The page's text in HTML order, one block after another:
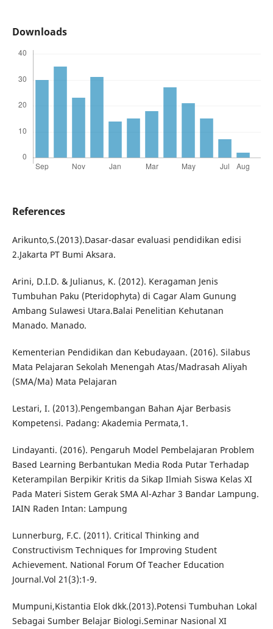
Downloads
References
Arikunto,S.(2013).Dasar-dasar evaluasi pendidikan edisi
2.Jakarta PT Bumi Aksara.
Arini, D.I.D. & Julianus, K. (2012). Keragaman Jenis
Tumbuhan Paku (Pteridophyta) di Cagar Alam Gunung
Ambang Sulawesi Utara.Balai Penelitian Kehutanan
Manado. Manado.
Kementerian Pendidikan dan Kebudayaan. (2016). Silabus
Mata Pelajaran Sekolah Menengah Atas/Madrasah Aliyah
(SMA/Ma) Mata Pelajaran
Lestari, I. (2013).Pengembangan Bahan Ajar Berbasis
Kompetensi. Padang: Akademia Permata,1.
Lindayanti. (2016). Pengaruh Model Pembelajaran Problem
Based Learning Berbantukan Media Roda Putar Terhadap
Keterampilan Berpikir Kritis da Sikap Ilmiah Siswa Kelas XI
Pada Materi Sistem Gerak SMA Al-Azhar 3 Bandar Lampung.
IAIN Raden Intan: Lampung
Lunnerburg, F.C. (2011). Critical Thinking and
Constructivism Techniques for Improving Student
Achievement. National Forum Of Teacher Education
Journal.Vol 21(3):1-9.
Mumpuni,Kistantia Elok dkk.(2013).Potensi Tumbuhan Lokal
Sebagai Sumber Belajar Biologi.Seminar Nasional XI